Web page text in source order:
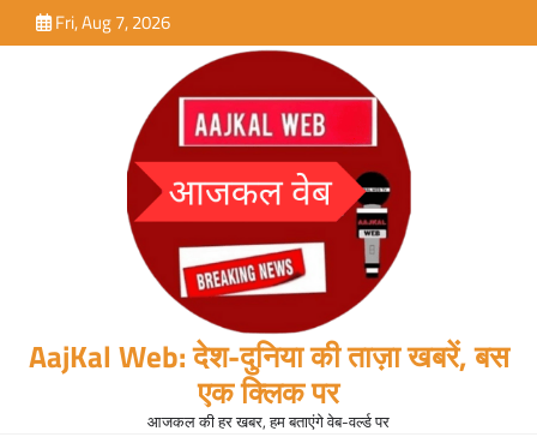
to
Fri, Aug 7, 2026
AajKal Web: देश-दुनिया की ताज़ा खबरें, बस
एक क्लिक पर
आजकल की हर खबर, हम बताएंगे वेब-वर्ल्ड पर